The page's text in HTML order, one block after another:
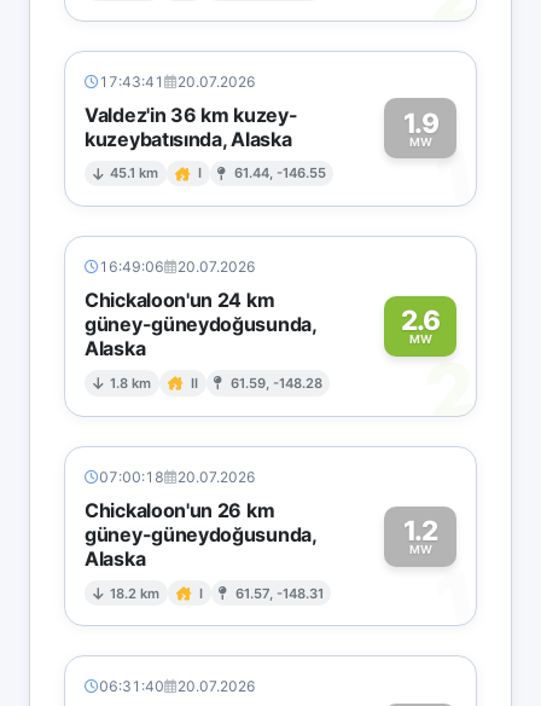
17:43:41 20.07.2026
Valdez'in 36 km kuzey-
kuzeybatısında, Alaska
45.1 km I 61.44, -146.55
1.9
MW1
16:49:06 20.07.2026
Chickaloon'un 24 km
güney-güneydoğusunda,
Alaska
1.8 km II 61.59, -148.28
2.6
MW
2
07:00:18 20.07.2026
Chickaloon'un 26 km
güney-güneydoğusunda,
Alaska
18.2 km I 61.57, -148.31
1.2
MW
1
06:31:40 20.07.2026